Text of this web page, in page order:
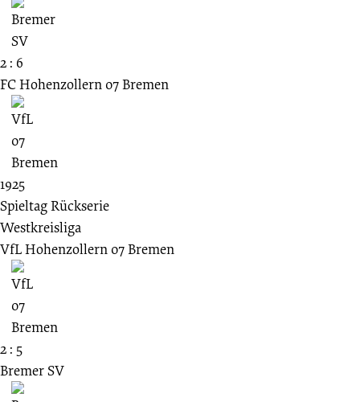
2 : 6
FC Hohenzollern 07 Bremen
1925
Spieltag Rückserie
Westkreisliga
VfL Hohenzollern 07 Bremen
2 : 5
Bremer SV